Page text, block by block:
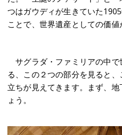
つはガウディが生きていた
ことで、世界遺産としての価値
サグラダ・ファミリアの中で
る、この２つの部分を見ると
立ちが見えてきます。まず、
ょう。